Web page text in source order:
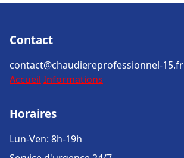
Contact
contact@chaudiereprofessionnel-15.fr
Accueil Informations
Horaires
Lun-Ven: 8h-19h